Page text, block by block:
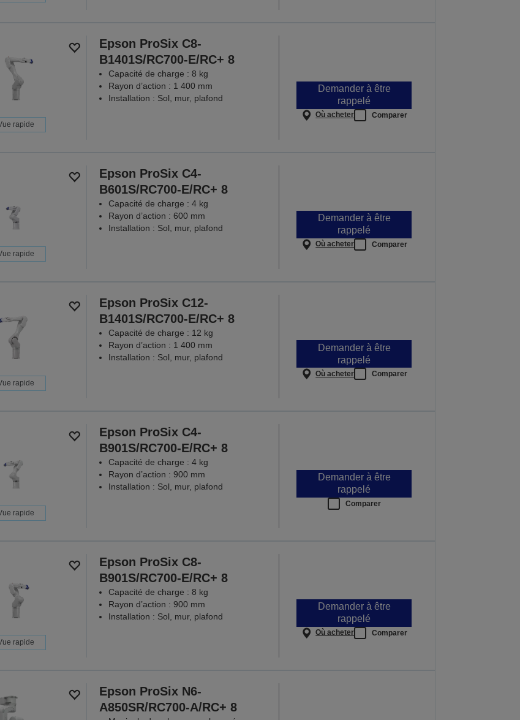
rapide
Epson ProSix C8-
B1401S/RC700-E/RC+ 8
Capacité de charge : 8 kg
Rayon d’action : 1 400 mm
Installation : Sol, mur, plafond
Demander à être
rappelé
Où acheter Comparer
rapide
Epson ProSix C4-
B601S/RC700-E/RC+ 8
Capacité de charge : 4 kg
Rayon d’action : 600 mm
Installation : Sol, mur, plafond
Demander à être
rappelé
Où acheter Comparer
rapide
Epson ProSix C12-
B1401S/RC700-E/RC+ 8
Capacité de charge : 12 kg
Rayon d’action : 1 400 mm
Installation : Sol, mur, plafond
Demander à être
rappelé
Où acheter Comparer
rapide
Epson ProSix C4-
B901S/RC700-E/RC+ 8
Capacité de charge : 4 kg
Rayon d’action : 900 mm
Installation : Sol, mur, plafond
Demander à être
rappelé
Comparer
rapide
Epson ProSix C8-
B901S/RC700-E/RC+ 8
Capacité de charge : 8 kg
Rayon d’action : 900 mm
Installation : Sol, mur, plafond
Demander à être
rappelé
Où acheter Comparer
Epson ProSix N6-
A850SR/RC700-A/RC+ 8